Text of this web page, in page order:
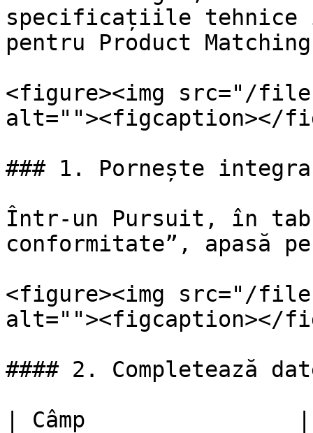
specificațiile tehnice
pentru Product
<figure><img src="/files/
alt=""><figcaption></
### 1. Pornește
Într-un Pursuit, în
conformitate”, apasă
<figure><img src="/files/
alt=""><figcaption></
#### 2. Completează
| Câmp                |